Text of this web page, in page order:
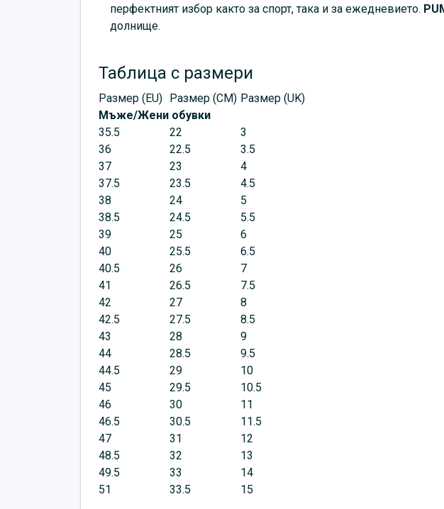
перфектният избор както за спорт, така и за ежедневието.
долнище.
Таблица с размери
Размер (EU) Размер (CM) Размер (UK)
Мъже/Жени обувки
35.5
22
3
36
22.5
3.5
37
23
4
37.5
23.5
4.5
38
24
5
38.5
24.5
5.5
39
25
6
40
25.5
6.5
40.5
26
7
41
26.5
7.5
42
27
8
42.5
27.5
8.5
43
28
9
44
28.5
9.5
44.5
29
10
45
29.5
10.5
46
30
11
46.5
30.5
11.5
47
31
12
48.5
32
13
49.5
33
14
51
33.5 15